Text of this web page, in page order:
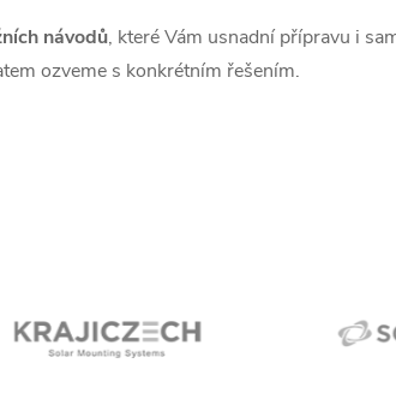
návodů, které Vám usnadní přípravu i
ozveme s konkrétním řešením.